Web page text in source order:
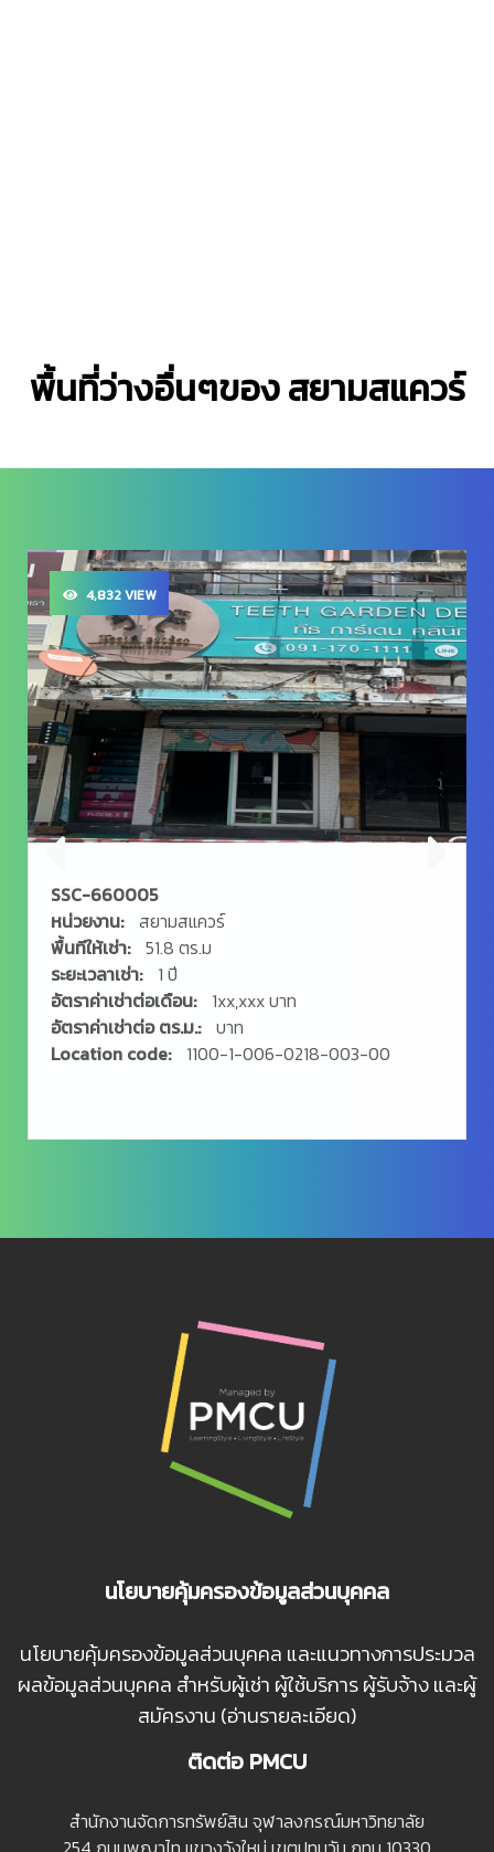
พื้นที่ว่างอื่นๆของ สยามสแควร์
4,832 VIEW
SSC-660005
หน่วยงาน: สยามสแควร์
พื้นทีให้เช่า: 51.8 ตร.ม
ระยะเวลาเช่า:
1 ปี
อัตราค่าเช่าต่อเดือน:
1xx,xxx บาท
อัตราค่าเช่าต่อ ตร.ม.: บาท
Location code:
1100-1-006-0218-003-00
นโยบายคุ้มครองข้อมูลส่วนบุคคล
นโยบายคุ้มครองข้อมูลส่วนบุคคล และแนวทางการประมวล
ผลข้อมูลส่วนบุคคล สำหรับผู้เช่า ผู้ใช้บริการ ผู้รับจ้าง และผู้
สมัครงาน (อ่านรายละเอียด)
ติดต่อ PMCU
สํานักงานจัดการทรัพย์สิน จุฬาลงกรณ์มหาวิทยาลัย